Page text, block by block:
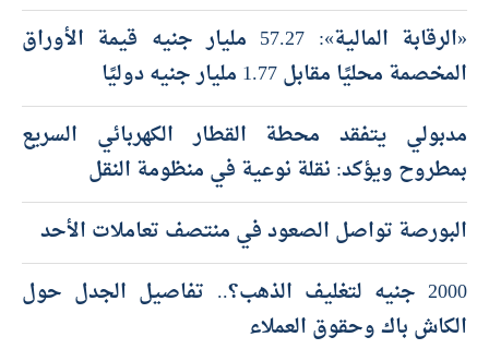
«الرقابة المالية»: 57.27 مليار جنيه قيمة الأوراق
المخصمة محليًا مقابل 1.77 مليار جنيه دوليًا
مدبولي يتفقد محطة القطار الكهربائي السريع
بمطروح ويؤكد: نقلة نوعية في منظومة النقل
البورصة تواصل الصعود في منتصف تعاملات الأحد
2000 جنيه لتغليف الذهب؟.. تفاصيل الجدل حول
الكاش باك وحقوق العملاء